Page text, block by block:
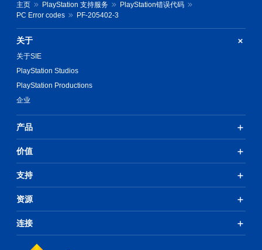
主页 PlayStation 支持服务
PlayStation错误代码
PC Error codes
PF-205402-3
关于
关于SIE
PlayStation Studios
PlayStation Productions
企业
产品
价值
支持
资源
连接